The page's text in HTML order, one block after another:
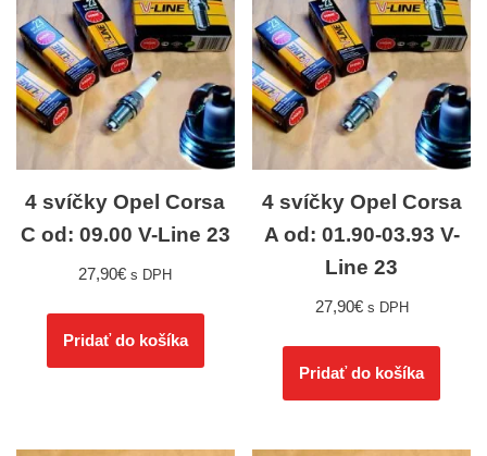
4 svíčky Opel Corsa
C od: 09.00 V-Line 23
27,90€ s DPH
Pridať do košíka
4 svíčky Opel Corsa
A od: 01.90-03.93 V-
Line 23
27,90€ s DPH
Pridať do košíka